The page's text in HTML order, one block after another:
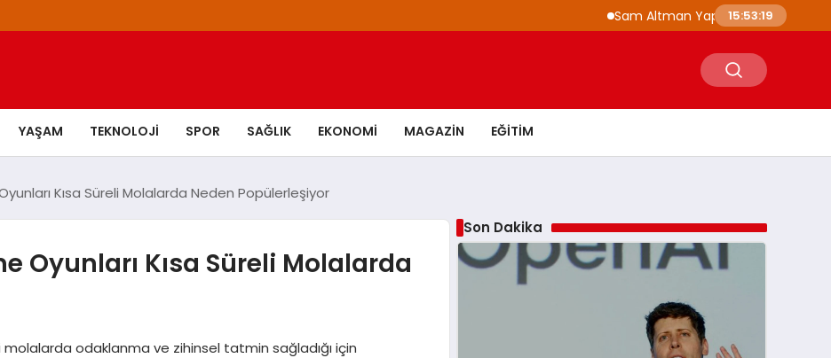
Sam Altman Yapay Zeka Gelişiminde
15:53:20
YAŞAM TEKNOLOJI SPOR SAĞLIK EKONOMI MAGAZIN EĞITIM
Kısa Süreli Molalarda Neden Popülerleşiyor
Oyunları Kısa Süreli Molalarda
odaklanma ve zihinsel tatmin sağladığı için
Son Dakika